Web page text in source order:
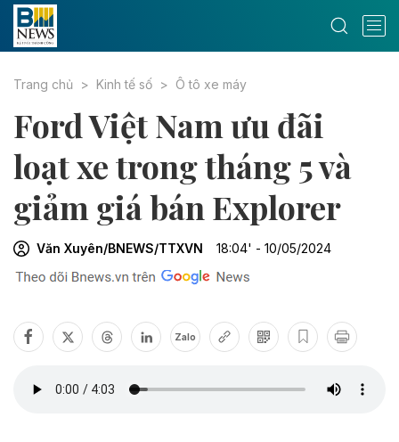
Trang chủ Kinh tế số Ô tô xe máy
Ford Việt Nam ưu đãi
loạt xe trong tháng 5 và
giảm giá bán Explorer
Văn Xuyên/BNEWS/TTXVN 18:04' - 10/05/2024
Zalo